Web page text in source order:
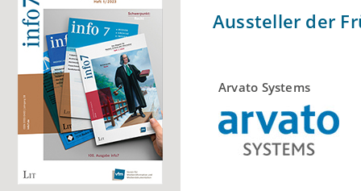
Aussteller der
Arvato Systems